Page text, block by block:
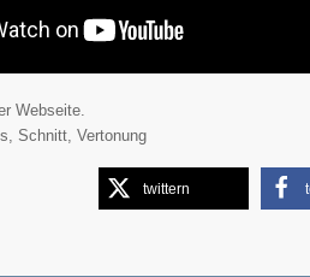
Webseite.
Schnitt, Vertonung
twittern